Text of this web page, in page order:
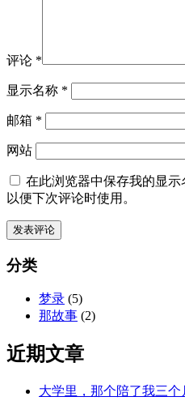
评论 *
显示名称 *
邮箱 *
网站
在此浏览器中保存我的显示
以便下次评论时使用。
分类
梦录 (5)
那故事 (2)
近期文章
大学里，那个陪了我三